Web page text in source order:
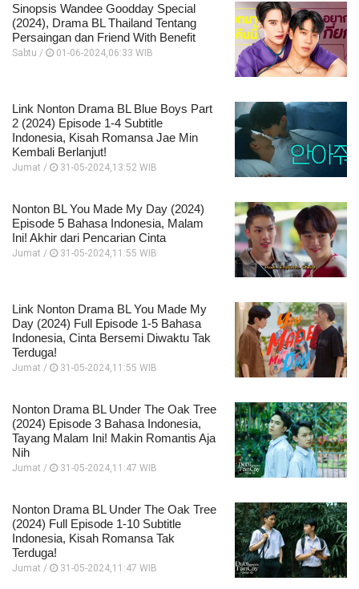
Sinopsis Wandee Goodday Special
(2024), Drama BL Thailand Tentang
Persaingan dan Friend With Benefit
Sabtu / 01-06-2024,06:33 WIB
Link Nonton Drama BL Blue Boys Part
2 (2024) Episode 1-4 Subtitle
Indonesia, Kisah Romansa Jae Min
Kembali Berlanjut!
Jumat / 31-05-2024,13:52 WIB
Nonton BL You Made My Day (2024)
Episode 5 Bahasa Indonesia, Malam
Ini! Akhir dari Pencarian Cinta
Jumat / 31-05-2024,11:55 WIB
Link Nonton Drama BL You Made My
Day (2024) Full Episode 1-5 Bahasa
Indonesia, Cinta Bersemi Diwaktu Tak
Terduga!
Jumat / 31-05-2024,11:55 WIB
Nonton Drama BL Under The Oak Tree
(2024) Episode 3 Bahasa Indonesia,
Tayang Malam Ini! Makin Romantis Aja
Nih
Jumat / 31-05-2024,11:47 WIB
Nonton Drama BL Under The Oak Tree
(2024) Full Episode 1-10 Subtitle
Indonesia, Kisah Romansa Tak
Terduga!
Jumat / 31-05-2024,11:47 WIB